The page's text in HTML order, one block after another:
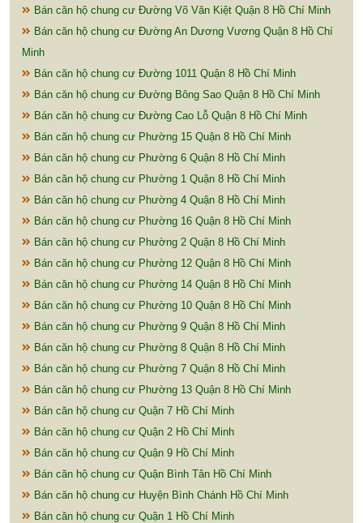
Bán căn hộ chung cư Đường Võ Văn Kiệt Quận 8 Hồ Chí Minh
Bán căn hộ chung cư Đường An Dương Vương Quận 8 Hồ Chí
Minh
Bán căn hộ chung cư Đường 1011 Quận 8 Hồ Chí Minh
Bán căn hộ chung cư Đường Bông Sao Quận 8 Hồ Chí Minh
Bán căn hộ chung cư Đường Cao Lỗ Quận 8 Hồ Chí Minh
Bán căn hộ chung cư Phường 15 Quận 8 Hồ Chí Minh
Bán căn hộ chung cư Phường 6 Quận 8 Hồ Chí Minh
Bán căn hộ chung cư Phường 1 Quận 8 Hồ Chí Minh
Bán căn hộ chung cư Phường 4 Quận 8 Hồ Chí Minh
Bán căn hộ chung cư Phường 16 Quận 8 Hồ Chí Minh
Bán căn hộ chung cư Phường 2 Quận 8 Hồ Chí Minh
Bán căn hộ chung cư Phường 12 Quận 8 Hồ Chí Minh
Bán căn hộ chung cư Phường 14 Quận 8 Hồ Chí Minh
Bán căn hộ chung cư Phường 10 Quận 8 Hồ Chí Minh
Bán căn hộ chung cư Phường 9 Quận 8 Hồ Chí Minh
Bán căn hộ chung cư Phường 8 Quận 8 Hồ Chí Minh
Bán căn hộ chung cư Phường 7 Quận 8 Hồ Chí Minh
Bán căn hộ chung cư Phường 13 Quận 8 Hồ Chí Minh
Bán căn hộ chung cư Quận 7 Hồ Chí Minh
Bán căn hộ chung cư Quận 2 Hồ Chí Minh
Bán căn hộ chung cư Quận 9 Hồ Chí Minh
Bán căn hộ chung cư Quận Bình Tân Hồ Chí Minh
Bán căn hộ chung cư Huyện Bình Chánh Hồ Chí Minh
Bán căn hộ chung cư Quận 1 Hồ Chí Minh